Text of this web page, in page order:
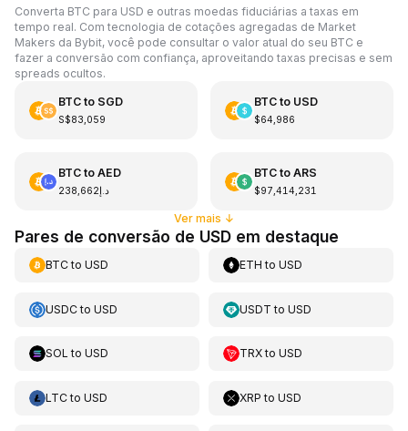
Converta BTC para USD e outras moedas fiduciárias a taxas em
tempo real. Com tecnologia de cotações agregadas de Market
Makers da Bybit, você pode consultar o valor atual do seu BTC e
fazer a conversão com confiança, aproveitando taxas precisas e sem
spreads ocultos.
BTCto SGD
S$83,059
BTCto USD
$64,986
BTCto AED
د.إ238,662
BTCto ARS
$97,414,231
Ver mais ↓
Pares de conversão de USD em destaque
BTCto USD ETH toUSD
USDCto USD USDT toUSD
SOL to USD TRXtoUSD
LTCto USD XRP toUSD